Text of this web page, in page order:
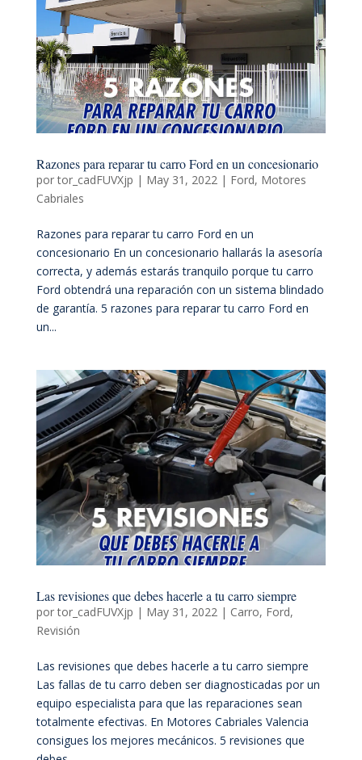
Razones para reparar tu carro Ford en un concesionario
portor_cadFUVXjp | May 31, 2022 | Ford, Motores
Cabriales
Razones para reparar tu carro Ford en un
concesionario En un concesionario hallarás la asesoría
correcta, y además estarás tranquilo porque tu carro
Ford obtendrá una reparación con un sistema blindado
de garantía. 5 razones para reparar tu carro Ford en
un...
Las revisiones que debes hacerle a tu carro siempre
portor_cadFUVXjp | May 31, 2022 | Carro, Ford,
Revisión
Las revisiones que debes hacerle a tu carro siempre
Las fallas de tu carro deben ser diagnosticadas por un
equipo especialista para que las reparaciones sean
totalmente efectivas. En Motores Cabriales Valencia
consigues los mejores mecánicos. 5 revisiones que